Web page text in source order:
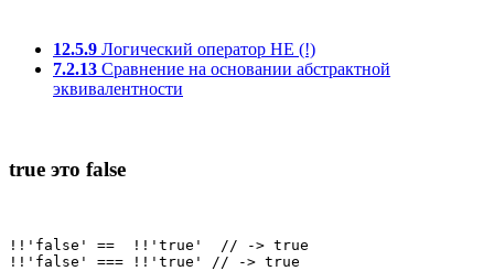
12.5.9 Логический оператор НЕ (!)
7.2.13 Сравнение на основании абстрактной
эквивалентности
true это false
!!'false' ==  !!'true'  // -> true
!!'false' === !!'true' // -> true